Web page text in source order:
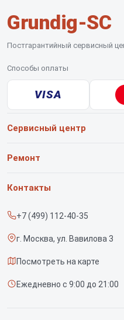
Grundig-SC
Постгарантийный сервисный
Способы оплаты
VISA
Сервисный центр
О нашем сервисе
Срочный ремонт
Доставка и способы оплаты
Диагностика
Контакты
Ремонт
Роботов-пылесосов
Контакты
+7 (499) 112-40-35
г. Москва, ул. Вавилова 3
Посмотреть на карте
Ежедневно с 9:00 до 21:00